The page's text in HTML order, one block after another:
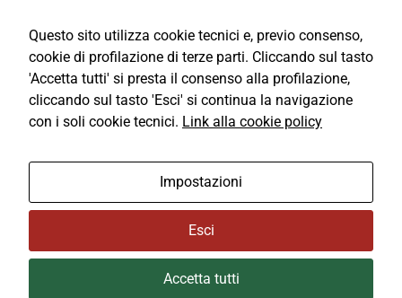
Viaggi e Vacanze
Ⓒ2026, Technical Design s.r.l.
Informativa Privacy
Cookie Policy
Questo sito utilizza cookie tecnici e, previo consenso,
cookie di profilazione di terze parti. Cliccando sul tasto
'Accetta tutti' si presta il consenso alla profilazione,
cliccando sul tasto 'Esci' si continua la navigazione
con i soli cookie tecnici. Link alla cookie policy
Impostazioni
Esci
Accetta tutti